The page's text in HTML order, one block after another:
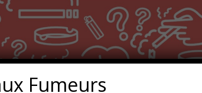
Fumeurs